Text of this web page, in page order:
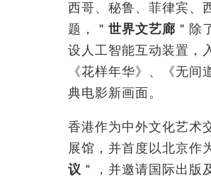
西哥、秘鲁、菲律宾、
题，＂ 世界文艺廊 ＂除
设人工智能互动装置，
《花样年华》、《无
典电影新画面。
香港作为中外文化艺术
展馆，并首度以北京作
议 ＂，并邀请国际出版